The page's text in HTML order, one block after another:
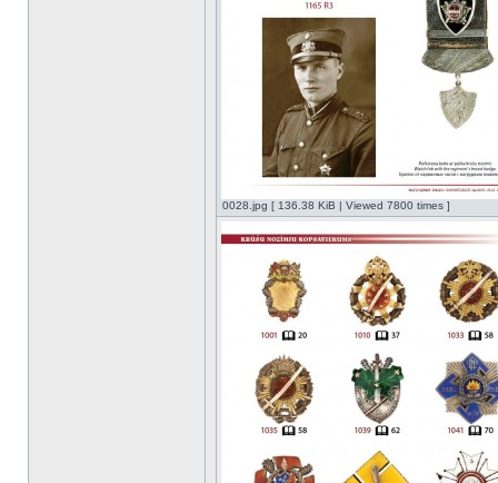
0028.jpg [ 136.38 KiB | Viewed 7800 times ]